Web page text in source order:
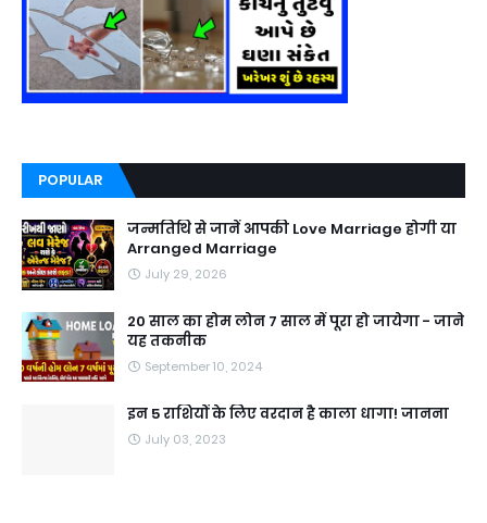
POPULAR
जन्मतिथि से जानें आपकी Love Marriage होगी या
Arranged Marriage
July 29, 2026
20 साल का होम लोन 7 साल में पूरा हो जायेगा - जाने
यह तकनीक
September 10, 2024
इन 5 राशियों के लिए वरदान है काला धागा! जानना
July 03, 2023